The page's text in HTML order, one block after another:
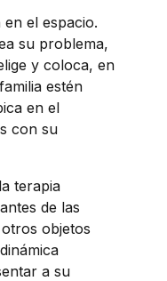
el espacio.
su problema,
y coloca, en
estén
en el
con su
terapia
de las
objetos
a su